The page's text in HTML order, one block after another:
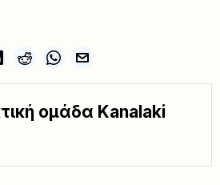
ομάδα Kanalaki